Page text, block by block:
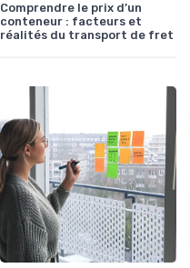
Comprendre le prix d’un
conteneur : facteurs et
réalités du transport de fret